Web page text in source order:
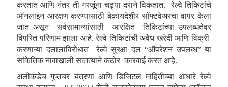
करतात आणि नंतर ती गरजूंना चढ्या दराने विकतात. रेल्वे तिकिटांचे
ऑनलाइन आरक्षण करण्यासाठी बेकायदेशीर सॉफ्टवेअरचा वापर केला
जात असून सर्वसामान्यांसाठी आरक्षित तिकिटांच्या उपलब्धतेवर
विपरित परिणाम झाला आहे. रेल्वे तिकिटांची अवैध खरेदी आणि विक्री
करणाऱ्या दलालांविरोधात रेल्वे सुरक्षा दल “ऑपरेशन उपलब्ध”या
सांकेतिक नावाखाली सातत्याने कठोर कारवाई करत आहे.
अलीकडेच गुप्तचर यंत्रणा आणि डिजिटल माहितीच्या आधारे रेल्वे